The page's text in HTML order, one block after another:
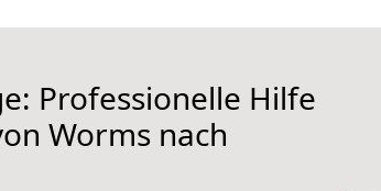
Professionelle Hilfe
Worms nach